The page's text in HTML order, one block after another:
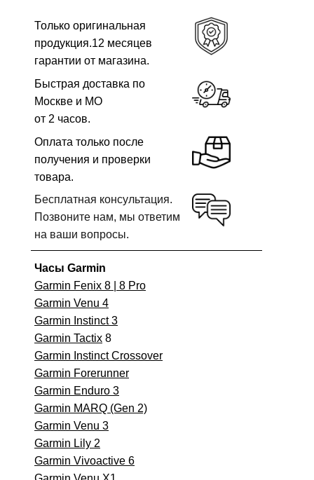
Оплата только после
получения и проверки
товара.
Быстрая доставка по
Москве и МО
от 2 часов.
Бесплатная консультация.
Позвоните нам, мы ответим
на ваши вопросы.
Только оригинальная
продукция.12 месяцев
гарантии от магазина.
Часы Garmin
Garmin Fenix 8 | 8 Pro
Garmin Venu 4
Garmin Instinct 3
Garmin Tactix 8
Garmin Instinct Crossover
Garmin Forerunner
Garmin Enduro 3
Garmin MARQ (Gen 2)
Garmin Venu 3
Garmin Lily 2
Garmin Vivoactive 6